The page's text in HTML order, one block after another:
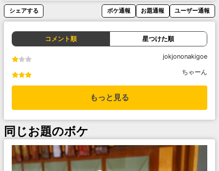
シェアする ボケ通報 お題通報 ユーザー通報
コメント順 星つけた順
jokjononakigoe
ちゃーん
もっと見る
同じお題のボケ